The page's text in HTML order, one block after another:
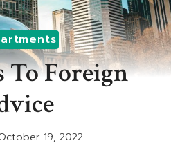
To Foreign
19, 2022